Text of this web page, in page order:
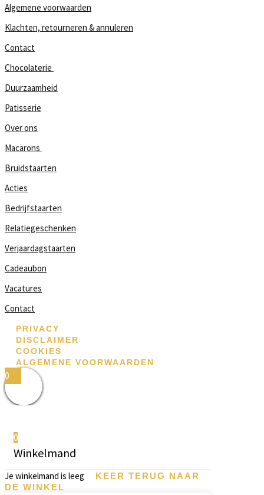
Algemene voorwaarden
Klachten, retourneren & annuleren
Contact
Chocolaterie
Duurzaamheid
Patisserie
Over ons
Macarons
Bruidstaarten
Acties
Bedrijfstaarten
Relatiegeschenken
Verjaardagstaarten
Cadeaubon
Vacatures
Contact
PRIVACY
DISCLAIMER
COOKIES
ALGEMENE VOORWAARDEN
0
0
Winkelmand
Je winkelmand is leeg
KEER TERUG NAAR
DE WINKEL